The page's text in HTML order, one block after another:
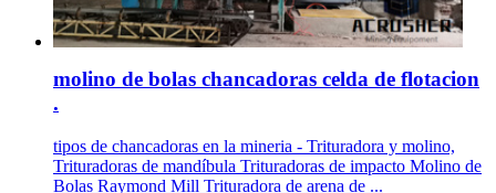
molino de bolas chancadoras celda de flotacion
.
tipos de chancadoras en la mineria - Trituradora y molino,
Trituradoras de mandíbula Trituradoras de impacto Molino de
Bolas Raymond Mill Trituradora de arena de ...